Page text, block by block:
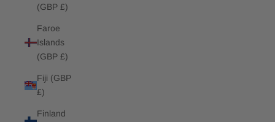
(GBP £)
Faroe
Islands
(GBP £)
Fiji (GBP
£)
Finland